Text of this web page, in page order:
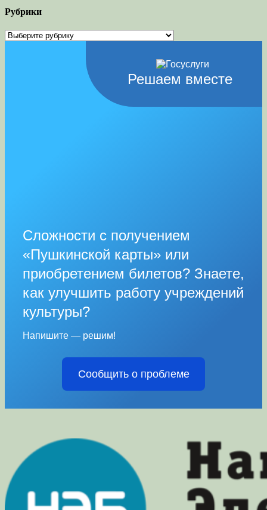
Рубрики
Рубрики
Решаем вместе
Сложности с получением
«Пушкинской карты» или
приобретением билетов? Знаете,
как улучшить работу учреждений
культуры?
Напишите — решим!
Сообщить о проблеме